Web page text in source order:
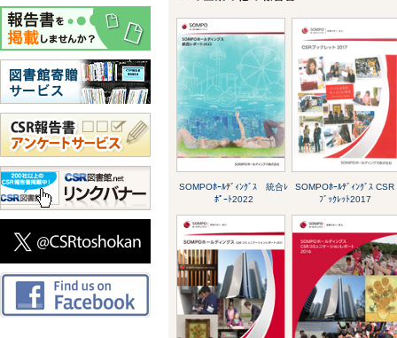
SOMPOﾎｰﾙﾃﾞｨﾝｸﾞｽ 統合ﾚ
ﾎﾟｰﾄ2022
SOMPOﾎｰﾙﾃﾞｨﾝｸﾞｽ CSR
ﾌﾞｯｸﾚｯﾄ2017